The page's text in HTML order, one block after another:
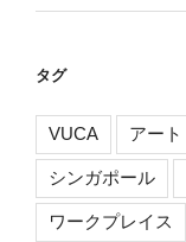
タグ
VUCA アート
シンガポール
ワークプレイス